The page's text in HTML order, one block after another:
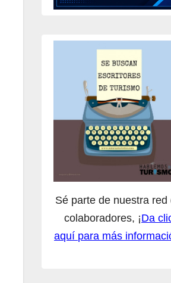
Sé parte de nuestra red
colaboradores, ¡Da
aquí para más